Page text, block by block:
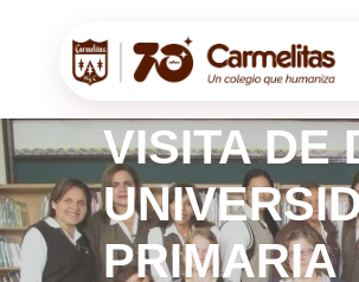
VISITA DE
PRIMARIA